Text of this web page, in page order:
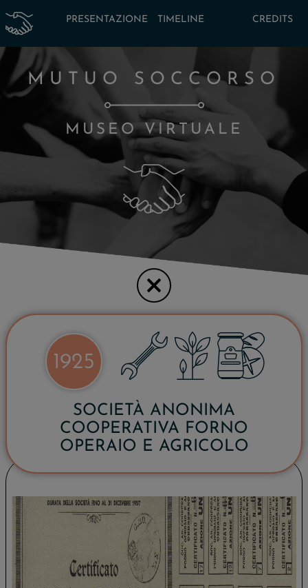
PRESENTAZIONE TIMELINE CREDITS
MUTUO SOCCORSO
MUSEO VIRTUALE
1925
SOCIETÀ ANONIMA
COOPERATIVA FORNO
OPERAIO E AGRICOLO